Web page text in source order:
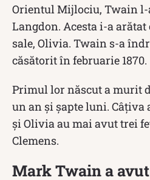
Orientul Mijlociu, Twain l-
Langdon. Acesta i-a
sale, Olivia. Twain s-a
căsătorit în februarie 1870.
Primul lor născut a murit
un an și șapte luni.
și Olivia au mai avut trei
Clemens.
Mark Twain a